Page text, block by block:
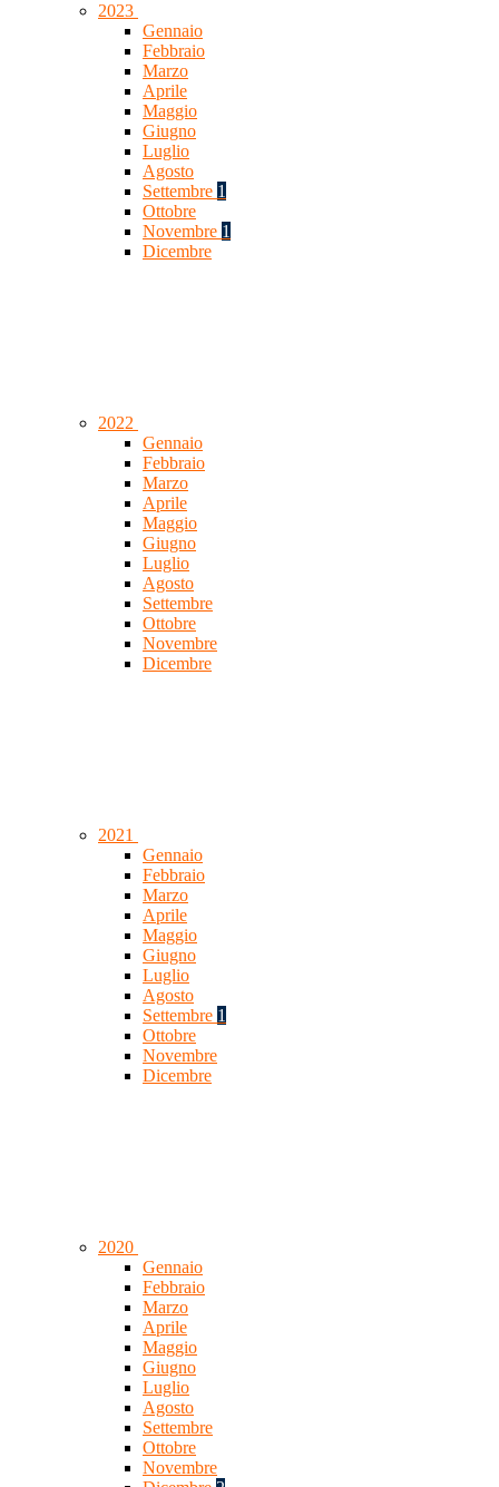
2023
Gennaio
Febbraio
Marzo
Aprile
Maggio
Giugno
Luglio
Agosto
Settembre 1
Ottobre
Novembre 1
Dicembre
2022
Gennaio
Febbraio
Marzo
Aprile
Maggio
Giugno
Luglio
Agosto
Settembre
Ottobre
Novembre
Dicembre
2021
Gennaio
Febbraio
Marzo
Aprile
Maggio
Giugno
Luglio
Agosto
Settembre 1
Ottobre
Novembre
Dicembre
2020
Gennaio
Febbraio
Marzo
Aprile
Maggio
Giugno
Luglio
Agosto
Settembre
Ottobre
Novembre